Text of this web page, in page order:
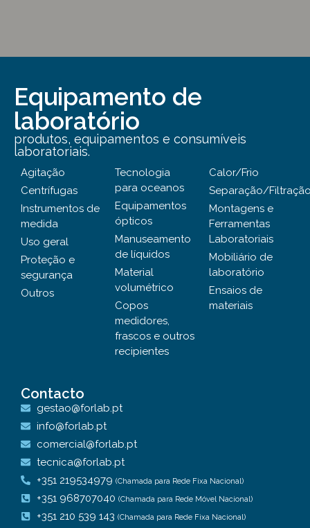
Equipamento de
laboratório
produtos, equipamentos e consumíveis
laboratoriais.
Agitação
Centrífugas
Instrumentos de
medida
Uso geral
Proteção e
segurança
Outros
Tecnologia
para oceanos
Equipamentos
ópticos
Manuseamento
de líquidos
Material
volumétrico
Copos
medidores,
frascos e outros
recipientes
Calor/Frio
Separação/
Montagens e
Ferramentas
Laboratoriais
Mobiliário de
laboratório
Ensaios de
materiais
Contacto
gestao@forlab.pt
info@forlab.pt
comercial@forlab.pt
tecnica@forlab.pt
+351 219534979 (Chamada para Rede Fixa Nacional)
+351 968707040 (Chamada para Rede Móvel Nacional)
+351 210 539 143 (Chamada para Rede Fixa Nacional)